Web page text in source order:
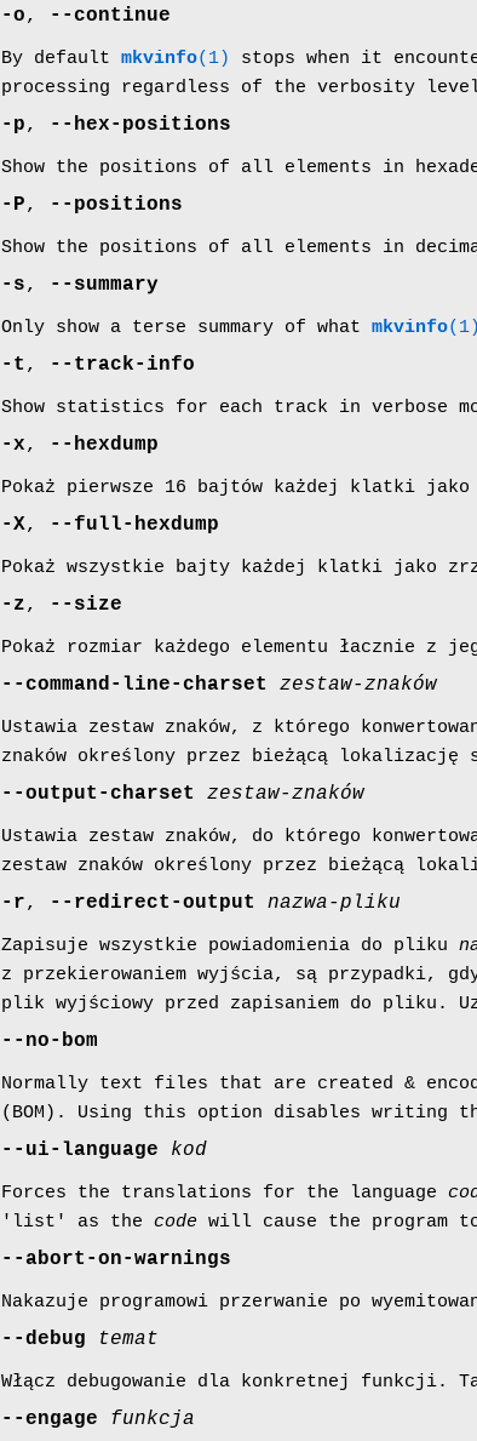
-o, --continue
By default mkvinfo(1) stops when it
processing regardless of the verbosity
-p, --hex-positions
Show the positions of all elements in
-P, --positions
Show the positions of all elements in
-s, --summary
Only show a terse summary of what mkvinfo(1)
-t , --track-info
Show statistics for each track in verbose
-x, --hexdump
Pokaż pierwsze 16 bajtów każdej klatki jako
-X, --full-hexdump
Pokaż wszystkie bajty każdej klatki jako
-z, --size
Pokaż rozmiar każdego elementu łacznie z
--command-line-charset zestaw-znaków
Ustawia zestaw znaków, z którego
znaków określony przez bieżącą lokalizację
--output-charset zestaw-znaków
Ustawia zestaw znaków, do którego
zestaw znaków określony przez bieżącą
-r, --redirect-output nazwa-pliku
Zapisuje wszystkie powiadomienia do pliku
z przekierowaniem wyjścia, są przypadki,
plik wyjściowy przed zapisaniem do pliku.
--no-bom
Normally text files that are created &
(BOM). Using this option disables writing
--ui-language kod
Forces the translations for the language
'list' as the code will cause the
--abort-on-warnings
Nakazuje programowi przerwanie po
--debug temat
Włącz debugowanie dla konkretnej funkcji.
--engage funkcja